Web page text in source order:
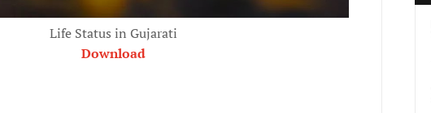
Life Status in Gujarati
Download